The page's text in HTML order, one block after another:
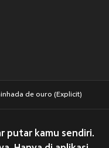
de ouro (Explicit)
putar kamu sendiri.